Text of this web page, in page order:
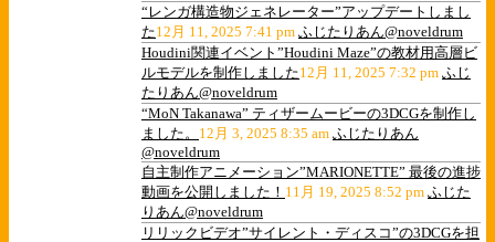
“レンガ構造物ジェネレーター”アップデートしまし
た12月 11, 2025 7:41 pm ふじたりあん@noveldrum
Houdini関連イベント”Houdini Maze”の教材用高層ビ
ルモデルを制作しました12月 11, 2025 7:32 pm ふじ
たりあん@noveldrum
“MoN Takanawa” ティザームービーの3DCGを制作し
ました。 12月 3, 2025 8:35 am ふじたりあん
@noveldrum
自主制作アニメーション”MARIONETTE” 最後の進捗
動画を公開しました！ 11月 19, 2025 8:52 pm ふじた
りあん@noveldrum
リリックビデオ”サイレント・ディスコ”の3DCGを担